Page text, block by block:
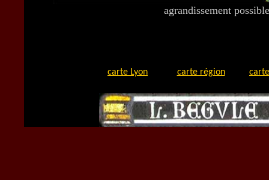
agrandissement
carte Lyon carte région